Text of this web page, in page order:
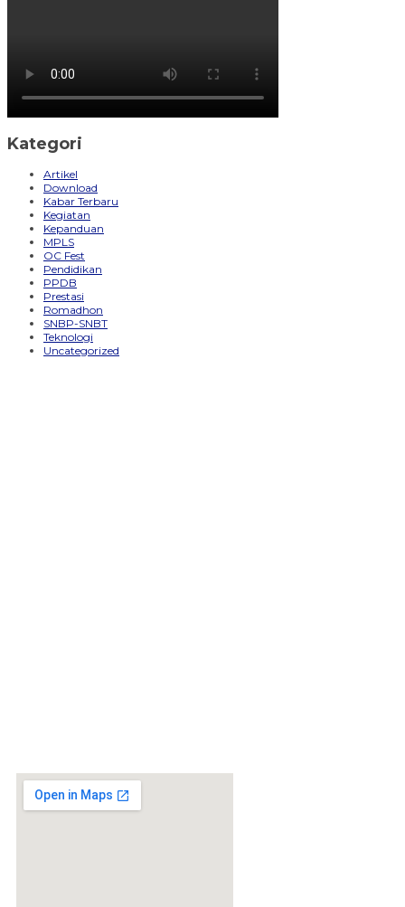
Kategori
Artikel
Download
Kabar Terbaru
Kegiatan
Kepanduan
MPLS
OC Fest
Pendidikan
PPDB
Prestasi
Romadhon
SNBP-SNBT
Teknologi
Uncategorized